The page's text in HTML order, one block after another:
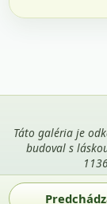
Táto galéria je
budoval s
Použitie